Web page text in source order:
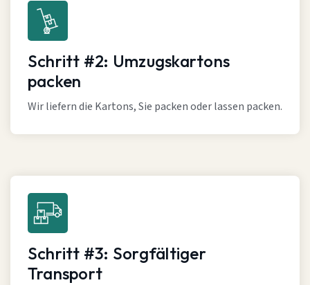
Schritt #2: Umzugskartons
packen
Wir liefern die Kartons, Sie packen oder lassen packen.
Schritt #3: Sorgfältiger
Transport